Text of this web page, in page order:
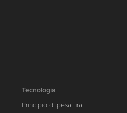
Tecnologia
Principio di pesatura